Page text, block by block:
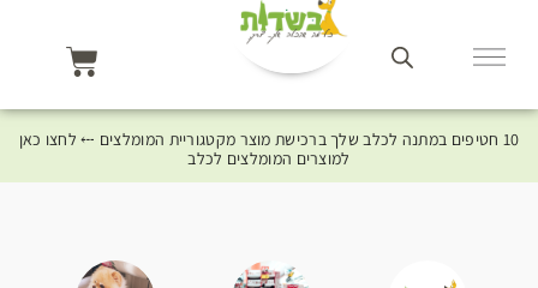
10 חטיפים במתנה לכלב שלך ברכישת מוצר מקטגוריית המומלצים ⤎ לחצו כאן
למוצרים המומלצים לכלב